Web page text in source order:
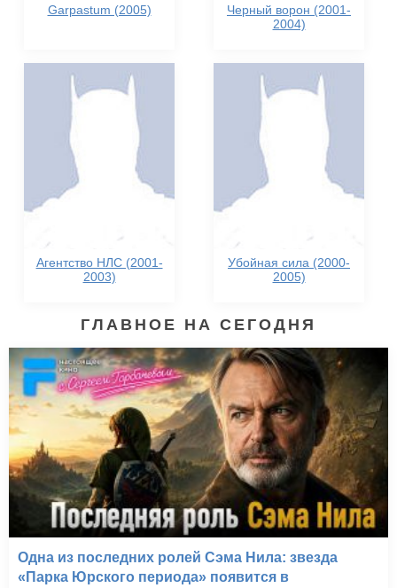
Garpastum (2005)
Черный ворон (2001-
2004)
Агентство НЛС (2001-
2003)
Убойная сила (2000-
2005)
ГЛАВНОЕ НА СЕГОДНЯ
Одна из последних ролей Сэма Нила: звезда
«Парка Юрского периода» появится в